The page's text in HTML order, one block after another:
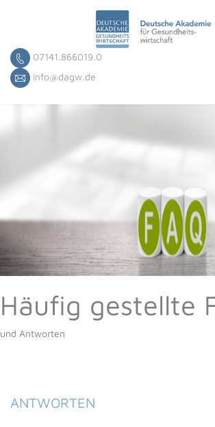
07141.866019.0
info@dagw.de
Häufig gestellte
und Antworten
ANTWORTEN